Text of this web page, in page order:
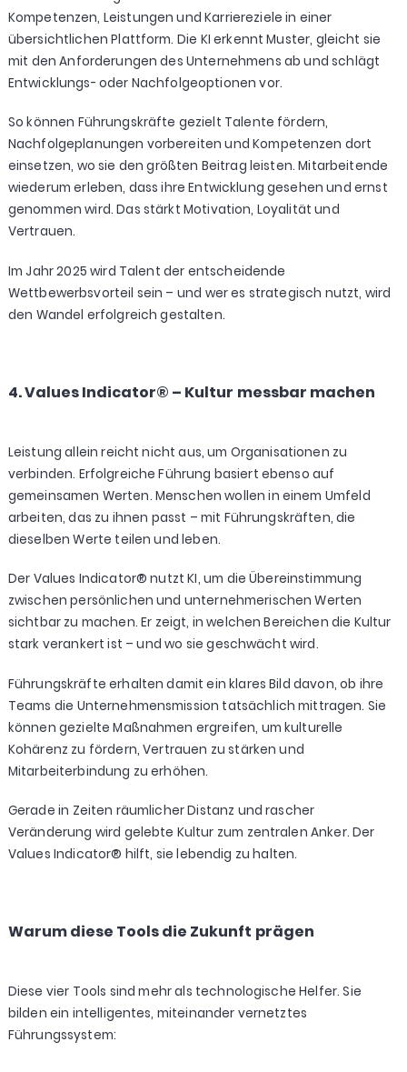
Kompetenzen, Leistungen und Karriereziele in einer
übersichtlichen Plattform. Die KI erkennt Muster, gleicht sie
mit den Anforderungen des Unternehmens ab und schlägt
Entwicklungs- oder Nachfolgeoptionen vor.
So können Führungskräfte gezielt Talente fördern,
Nachfolgeplanungen vorbereiten und Kompetenzen dort
einsetzen, wo sie den größten Beitrag leisten. Mitarbeitende
wiederum erleben, dass ihre Entwicklung gesehen und ernst
genommen wird. Das stärkt Motivation, Loyalität und
Vertrauen.
Im Jahr 2025 wird Talent der entscheidende
Wettbewerbsvorteil sein – und wer es strategisch nutzt, wird
den Wandel erfolgreich gestalten.
4. Values Indicator® – Kultur messbar machen
Leistung allein reicht nicht aus, um Organisationen zu
verbinden. Erfolgreiche Führung basiert ebenso auf
gemeinsamen Werten. Menschen wollen in einem Umfeld
arbeiten, das zu ihnen passt – mit Führungskräften, die
dieselben Werte teilen und leben.
Der Values Indicator® nutzt KI, um die Übereinstimmung
zwischen persönlichen und unternehmerischen Werten
sichtbar zu machen. Er zeigt, in welchen Bereichen die Kultur
stark verankert ist – und wo sie geschwächt wird.
Führungskräfte erhalten damit ein klares Bild davon, ob ihre
Teams die Unternehmensmission tatsächlich mittragen. Sie
können gezielte Maßnahmen ergreifen, um kulturelle
Kohärenz zu fördern, Vertrauen zu stärken und
Mitarbeiterbindung zu erhöhen.
Gerade in Zeiten räumlicher Distanz und rascher
Veränderung wird gelebte Kultur zum zentralen Anker. Der
Values Indicator® hilft, sie lebendig zu halten.
Warum diese Tools die Zukunft prägen
Diese vier Tools sind mehr als technologische Helfer. Sie
bilden ein intelligentes, miteinander vernetztes
Führungssystem: